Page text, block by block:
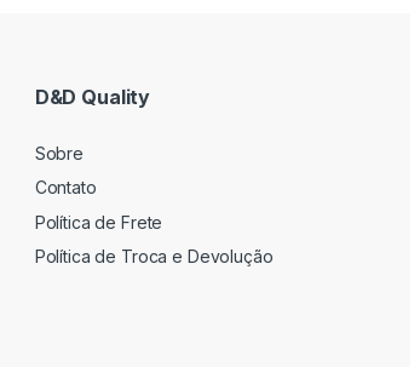
D&D Quality
Sobre
Contato
Política de Frete
Política de Troca e Devolução